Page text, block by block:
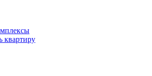
квартиру